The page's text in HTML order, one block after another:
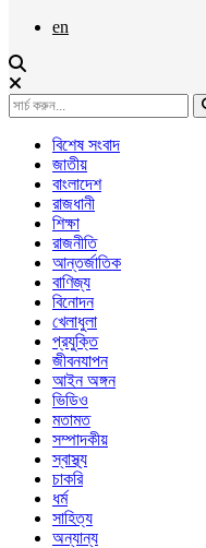
en
বিশেষ সংবাদ
জাতীয়
বাংলাদেশ
রাজধানী
শিক্ষা
রাজনীতি
আন্তর্জাতিক
বাণিজ্য
বিনোদন
খেলাধুলা
প্রযুক্তি
জীবনযাপন
আইন অঙ্গন
ভিডিও
মতামত
সম্পাদকীয়
স্বাস্থ্য
চাকরি
ধর্ম
সাহিত্য
অন্যান্য